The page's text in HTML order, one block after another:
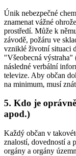
Únik nebezpečné
znamenat vážné
prostředí. Může k
závodě, požáru ve
vzniklé životní situaci
"Všeobecná
následné verbální
televize. Aby občan
na minimum, musí
5. Kdo je
apod.)
Každý občan v
znalostí, dovedností a
orgány a orgány